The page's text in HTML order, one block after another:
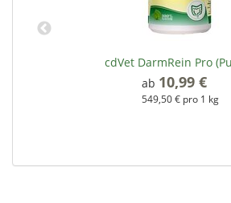
cdVet DarmRein Pro
ab 10,99 €
549,50 € pro 1 kg